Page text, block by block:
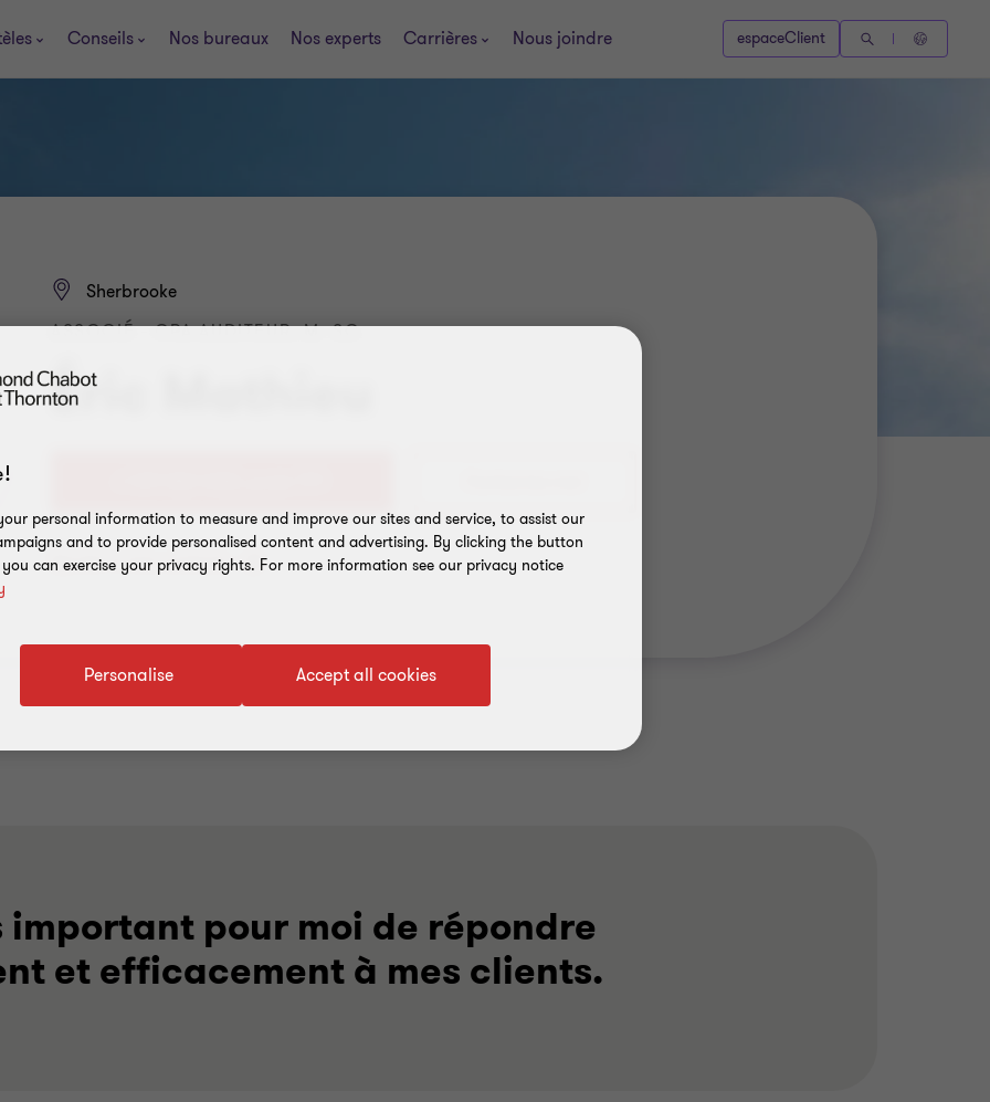
Conseils Nos bureaux Nos experts Carrières Nous joindre espaceClient
Éric Mathieu
Sherbrooke
ASSOCIÉ - CPA AUDITEUR, M. SC.
Ajouter à mes contacts
important pour moi de répondre
et efficacement à mes clients.
personal information to measure and improve our sites and service, to assist our
and to provide personalised content and advertising. By clicking the button
can exercise your privacy rights. For more information see our privacy notice
Accept all cookies
Personalise